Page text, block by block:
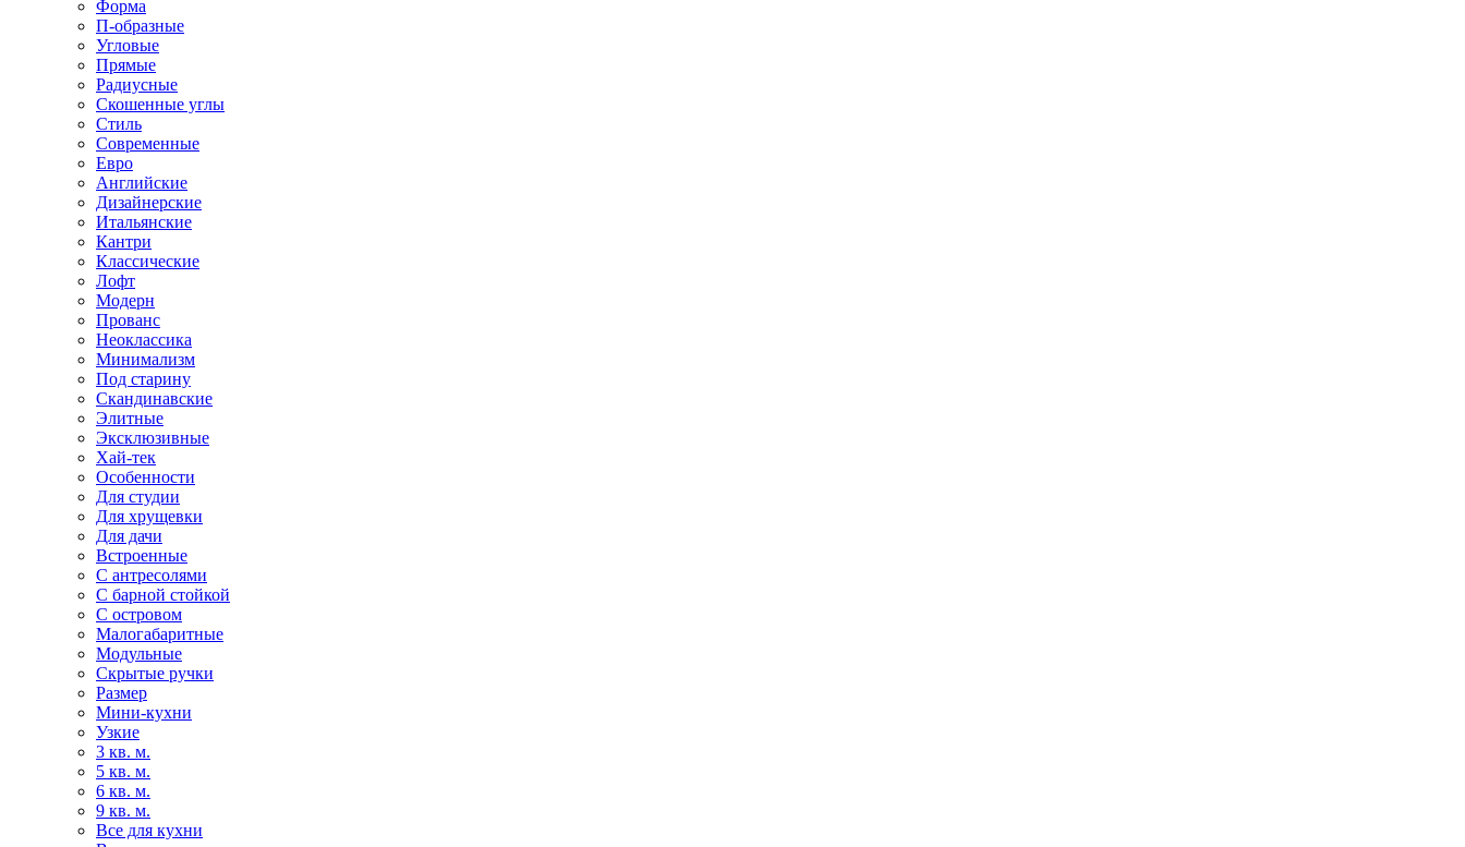
Форма
П-образные
Угловые
Прямые
Радиусные
Скошенные углы
Стиль
Современные
Евро
Английские
Дизайнерские
Итальянские
Кантри
Классические
Лофт
Модерн
Прованс
Неоклассика
Минимализм
Под старину
Скандинавские
Элитные
Эксклюзивные
Хай-тек
Особенности
Для студии
Для хрущевки
Для дачи
Встроенные
С антресолями
С барной стойкой
С островом
Малогабаритные
Модульные
Скрытые ручки
Размер
Мини-кухни
Узкие
3 кв. м.
5 кв. м.
6 кв. м.
9 кв. м.
Все для кухни